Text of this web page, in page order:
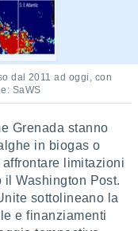
dal 2011 ad oggi, con
SaWS
Grenada stanno
in biogas o
limitazioni
Washington Post.
sottolineano la
e finanziamenti